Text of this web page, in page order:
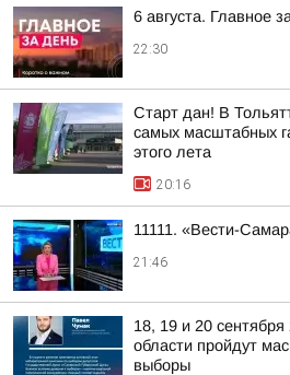
6 августа. Главное
22:30
Старт дан! В
самых масштабных
этого лета
20:16
11111. «Вести-
21:46
18, 19 и 20
области пройдут
выборы